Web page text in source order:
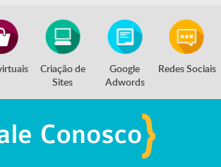
Criação de
Sites
Google
Adwords
Redes Sociais